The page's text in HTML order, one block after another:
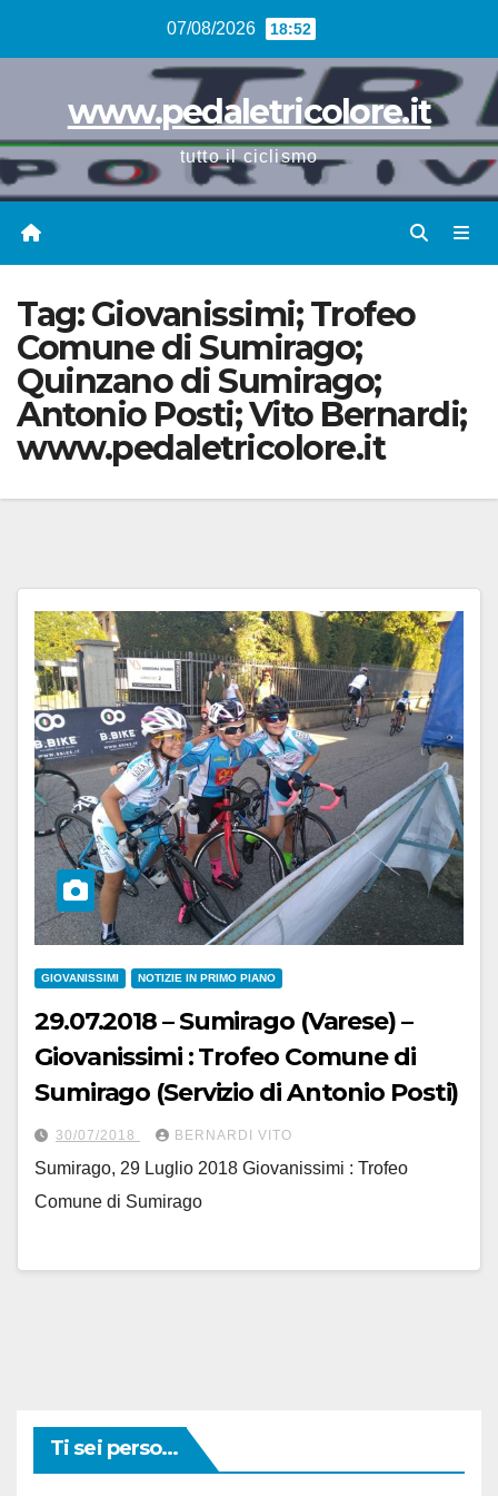
07/08/2026 18:52
www.pedaletricolore.it
tutto il ciclismo
Tag:Giovanissimi; Trofeo
Comune di Sumirago;
Quinzano di Sumirago;
Antonio Posti; Vito Bernardi;
www.pedaletricolore.it
GIOVANISSIMI NOTIZIE IN PRIMO PIANO
29.07.2018 – Sumirago (Varese) –
Giovanissimi : Trofeo Comune di
Sumirago (Servizio di Antonio Posti)
30/07/2018 BERNARDI VITO
Sumirago, 29 Luglio 2018 Giovanissimi : Trofeo
Comune di Sumirago
Ti sei perso...